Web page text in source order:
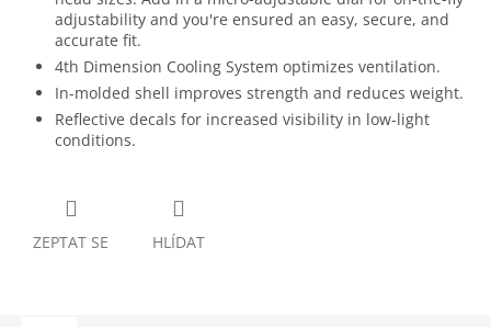
adjustability and you're ensured an easy, secure, and
accurate fit.
4th Dimension Cooling System optimizes ventilation.
In-molded shell improves strength and reduces weight.
Reflective decals for increased visibility in low-light
conditions.
ZEPTAT SE HLÍDAT